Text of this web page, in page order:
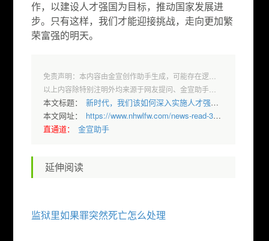
作，以建设人才强国为目标，推动国家发展进
步。只有这样，我们才能迎接挑战，走向更加繁
荣富强的明天。
以上内容除特别注明外均来源于网友提问、金宣助手回答，权益归原著者所有，本站仅作效果演示和欣赏之用；
本文标题：
新时代，我们该如何深入实施人才强国战略？
本文网址：
https://www.nhwlfw.com/news-read-3965.html
直通道：
金宣助手
延伸阅读
监狱里如果罪突然死亡怎么处理